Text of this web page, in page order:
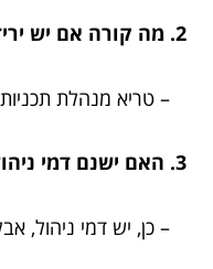
2. מה קורה אם יש ירידה בשוק?
– טריא מנהלת תכניות
3. האם ישנם דמי ניהול?
– כן, יש דמי ניהול,